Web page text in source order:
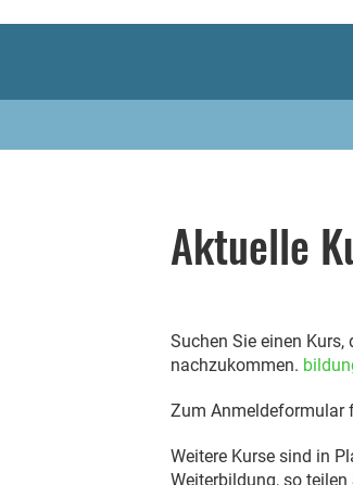
Aktuelle
Suchen Sie einen
nachzukommen.
Zum Anmeldeformular
Weitere Kurse sind in
Weiterbildung, so